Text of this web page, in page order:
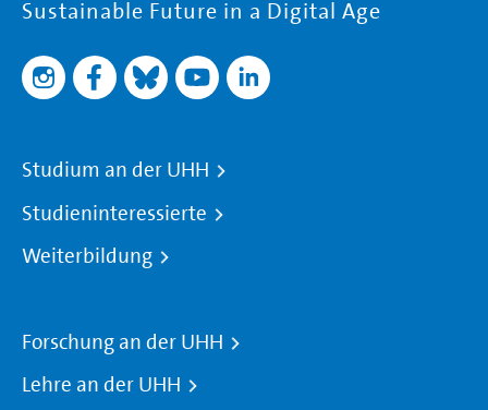
Sustainable Future in a Digital Age
Studium an der UHH
Studieninteressierte
Weiterbildung
Forschung an der UHH
Lehre an der UHH